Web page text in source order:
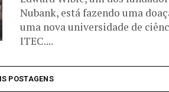
Nubank, está fazendo uma
uma nova universidade de
ITEC....
POSTAGENS